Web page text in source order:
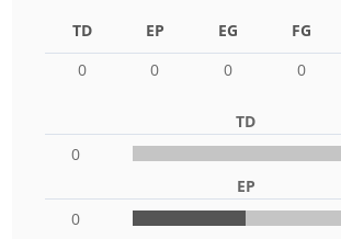
TD EP EG FG
0
0 0 0
TD
0
EP
0